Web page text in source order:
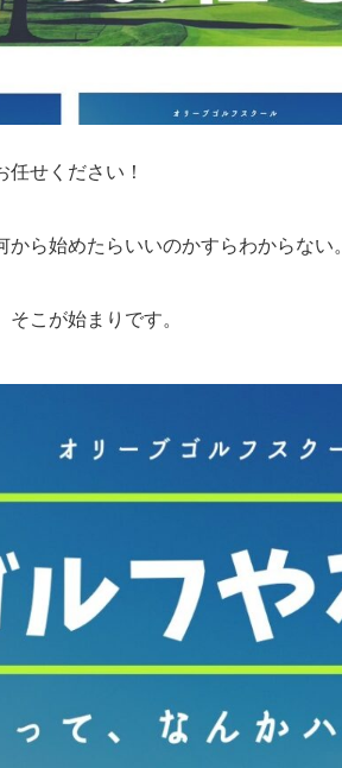
せください！
ら始めたらいいのかすらわからない。
こが始まりです。